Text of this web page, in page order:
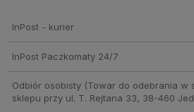
InPost - kurier
InPost Paczkomaty 24/7
Odbiór osobisty(Towar do odebrania w
sklepu przy ul. T. Rejtana 33, 38-460